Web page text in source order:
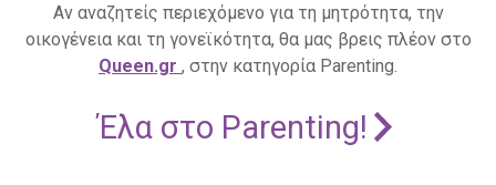
Αν αναζητείς περιεχόμενο για τη μητρότητα, την
οικογένεια και τη γονεϊκότητα, θα μας βρεις πλέον στο
Queen.gr , στην κατηγορία Parenting.
Έλα στο Parenting!